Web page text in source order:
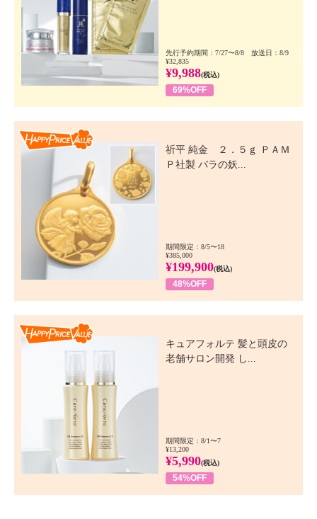
先行予約期間：7/27〜8/8 放送日：8/9
¥32,835
¥9,988(税込)
69%OFF
祈平 純金 ２．５ｇ ＰＡＭ
Ｐ社製 バラの妖...
期間限定：8/5〜18
¥385,000
¥199,900(税込)
48%OFF
キュアフォルテ 髪と頭皮の
老舗サロン開発 し...
期間限定：8/1〜7
¥13,200
¥5,990(税込)
54%OFF